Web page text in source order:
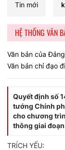
Tin mới
mạc Hội nghị
HỆ THỐNG VĂN
Văn bản của Đảng
Văn bản chỉ đạo
Quyết định số
tướng Chính
cho chương
thông giai
TRÍCH YẾU: